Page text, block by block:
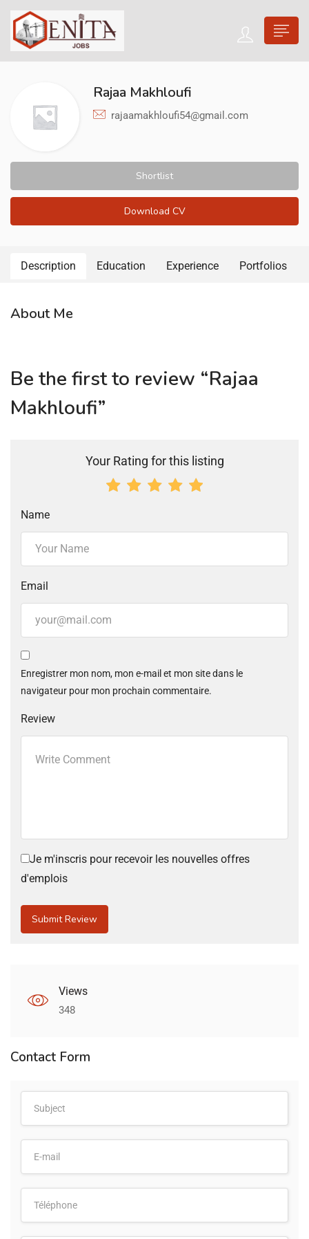
Rajaa Makhloufi
rajaamakhloufi54@gmail.com
Shortlist
Download CV
Description Education Experience Portfolios
About Me
Be the first to review “Rajaa
Makhloufi”
Your Rating for this listing
Name
Email
Enregistrer mon nom, mon e-mail et mon site dans le
navigateur pour mon prochain commentaire.
Review
Je m'inscris pour recevoir les nouvelles offres
d'emplois
Views
348
Contact Form